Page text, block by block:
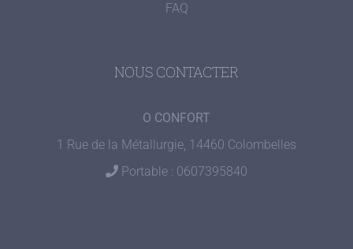
FAQ
NOUS CONTACTER
O CONFORT
1 Rue de la Métallurgie, 14460 Colombelles
Portable : 0607395840